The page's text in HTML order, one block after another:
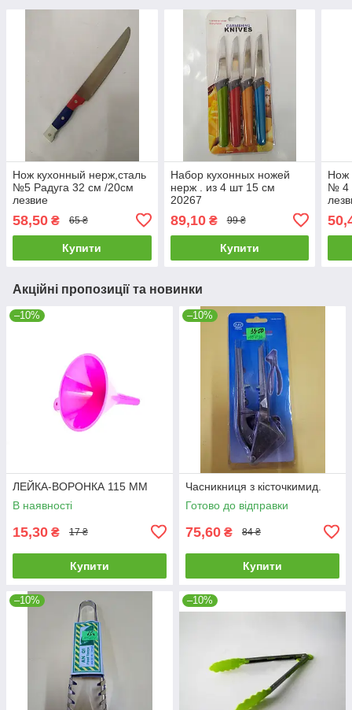
Нож кухонный нерж,сталь
№5 Радуга 32 см /20см
лезвие
58,50 ₴ 65 ₴
Купити
Набор кухонных ножей
нерж . из 4 шт 15 см
20267
89,10₴ 99 ₴
Купити
Нож
№ 4
Акційні пропозиції та новинки
–10%
ЛЕЙКА-ВОРОНКА 115 ММ
В наявності
15,30 ₴ 17 ₴
Купити
–10%
Часникниця з кісточкимид.
Готово до відправки
75,60 ₴ 84 ₴
Купити
–10% –10%